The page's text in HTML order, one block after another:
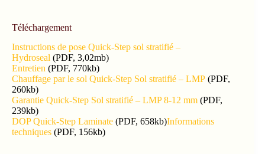
Téléchargement
Instructions de pose Quick-Step sol stratifié –
Hydroseal (PDF, 3,02mb)
Entretien (PDF, 770kb)
Chauffage par le sol Quick-Step Sol stratifié – LMP (PDF,
260kb)
Garantie Quick-Step Sol stratifié – LMP 8-12 mm (PDF,
239kb)
DOP Quick-Step Laminate (PDF, 658kb)Informations
techniques (PDF, 156kb)